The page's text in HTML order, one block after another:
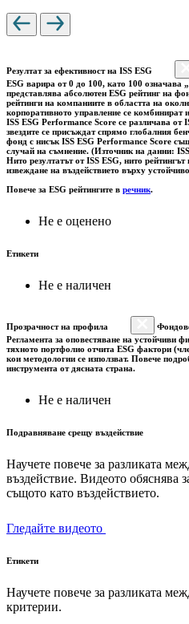
Резултат за ефективност на ISS ESG
ESG варира от 0 до 100, като 100 означава
представлява абсолютен ESG рейтинг на
рейтинги на компаниите в областта на
корпоративното управление се комбинират
ISS ESG Performance Score се различава от
звездите се присъждат спрямо глобалния
фонд с нисък ISS ESG Performance Score
случай на съмнение. (Източник на данни:
Нито резултатът от ISS ESG, нито
извеждане на въздействието върху
Повече за ESG рейтингите в речник.
Не е оценено
Етикети
Не е наличен
Прозрачност на профила
Регламента за оповестяване на устойчиви
тяхното портфолио отчита ESG фактори
кои методологии се използват. Повече
инструмента от дясната страна.
Не е наличен
Подравняване срещу въздействие
Научете повече за разликата
въздействие. Видеото обяснява
същото като въздействието.
Гледайте видеото
Етикети
Научете повече за разликата
критерии.